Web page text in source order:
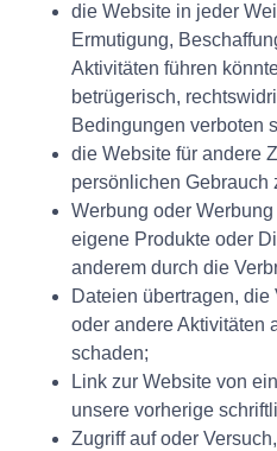
die Website in jeder
Ermutigung,
Aktivitäten führen
betrügerisch,
Bedingungen verboten
die Website für andere
persönlichen Gebrauch
Werbung oder
eigene Produkte oder
anderem durch die
Dateien übertragen,
oder andere Aktivitäten
schaden;
Link zur Website von
unsere vorherige
Zugriff auf oder